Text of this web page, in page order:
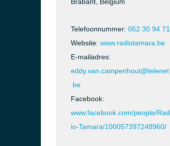
Telefoonnummer: 052 30 94 71
Website: www.radiotamara.be
E-mailadres:
eddy.van.campenhout@telenet
.be
Facebook:
www.facebook.com/people/Rad
io-Tamara/100057397248960/